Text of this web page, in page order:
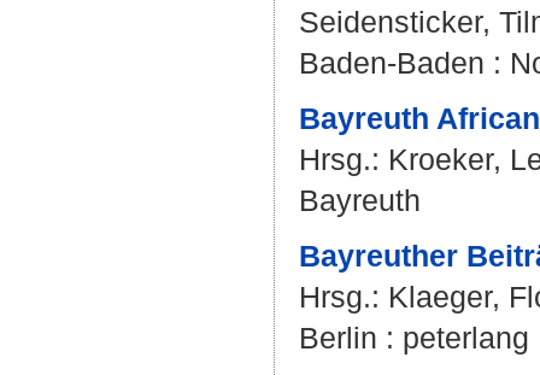
Seidensticker,
Baden-Baden :
Bayreuth
Hrsg.: Kroeker,
Bayreuth
Bayreuther
Hrsg.: Klaeger,
Berlin : peterlang